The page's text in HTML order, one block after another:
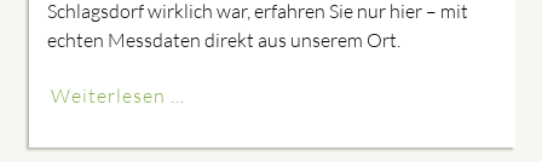
Schlagsdorf wirklich war, erfahren Sie nur hier – mit
echten Messdaten direkt aus unserem Ort.
Weiterlesen …